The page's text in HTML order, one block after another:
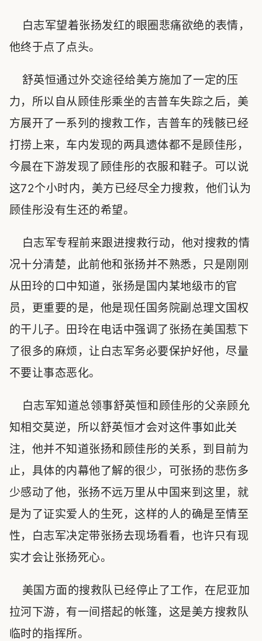
白志军望着张扬发红的眼圈悲痛欲绝的表情，
他终于点了点头。
舒英恒通过外交途径给美方施加了一定的压
力，所以自从顾佳彤乘坐的吉普车失踪之后，美
方展开了一系列的搜救工作，吉普车的残骸已经
打捞上来，车内发现的两具遗体都不是顾佳彤，
今晨在下游发现了顾佳彤的衣服和鞋子。可以说
这72个小时内，美方已经尽全力搜救，他们认为
顾佳彤没有生还的希望。
白志军专程前来跟进搜救行动，他对搜救的情
况十分清楚，此前他和张扬并不熟悉，只是刚刚
从田玲的口中知道，张扬是国内某地级市的官
员，更重要的是，他是现任国务院副总理文国权
的干儿子。田玲在电话中强调了张扬在美国惹下
了很多的麻烦，让白志军务必要保护好他，尽量
不要让事态恶化。
白志军知道总领事舒英恒和顾佳彤的父亲顾允
知相交莫逆，所以舒英恒才会对这件事如此关
注，他并不知道张扬和顾佳彤的关系，到目前为
止，具体的内幕他了解的很少，可张扬的悲伤多
少感动了他，张扬不远万里从中国来到这里，就
是为了证实爱人的生死，这样的人的确是至情至
性，白志军决定带张扬去现场看看，也许只有现
实才会让张扬死心。
美国方面的搜救队已经停止了工作，在尼亚加
拉河下游，有一间搭起的帐篷，这是美方搜救队
临时的指挥所。